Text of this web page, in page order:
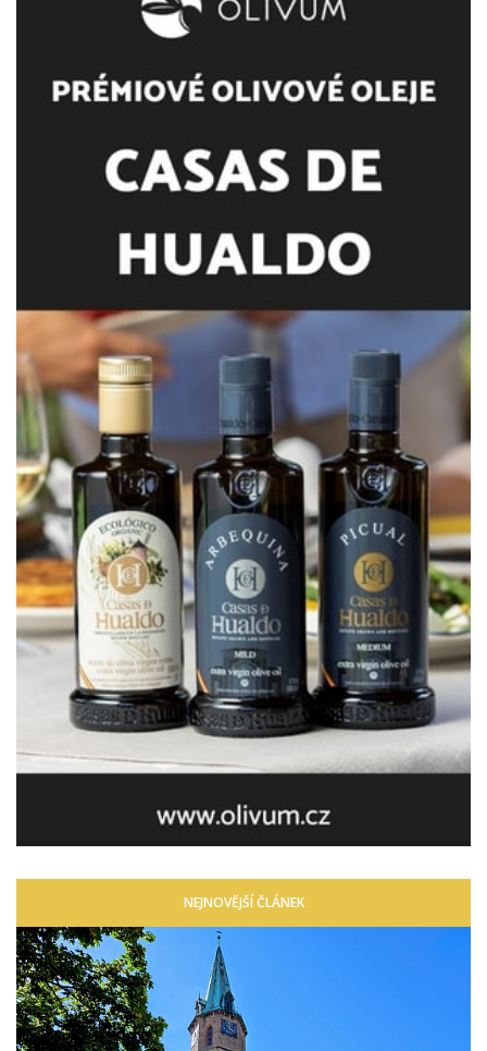
NEJNOVĚJŠÍ ČLÁNEK